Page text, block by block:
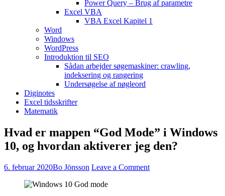
Power Query – Brug af parametre
Excel VBA
VBA Excel Kapitel 1
Word
Windows
WordPress
Introduktion til SEO
Sådan arbejder søgemaskiner: crawling,
indeksering og rangering
Undersøgelse af nøgleord
Diginotes
Excel tidsskrifter
Matematik
Hvad er mappen “God Mode” i Windows
10, og hvordan aktiverer jeg den?
6. februar 2020Bo Jönsson Leave a Comment